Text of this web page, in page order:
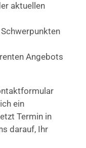
aktuellen
Angebots
ein
Termin in
darauf, Ihr